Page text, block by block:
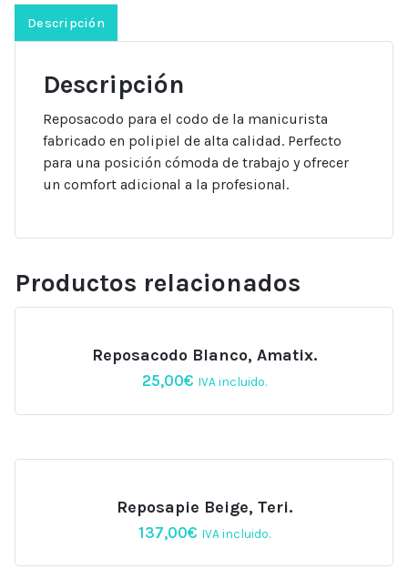
Descripción
Descripción
Reposacodo para el codo de la manicurista
fabricado en polipiel de alta calidad. Perfecto
para una posición cómoda de trabajo y ofrecer
un comfort adicional a la profesional.
Productos relacionados
Reposacodo Blanco, Amatix.
25,00€ IVA incluido.
Reposapie Beige, Teri.
137,00€ IVA incluido.